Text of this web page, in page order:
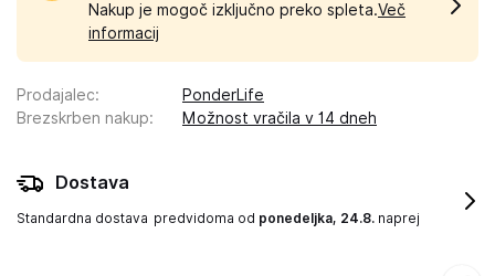
Nakup je mogoč izključno preko spleta.Več
informacij
Prodajalec:
PonderLife
Brezskrben nakup: Možnost vračila v 14 dneh
Dostava
Standardna dostava predvidoma od ponedeljka, 24.8. naprej